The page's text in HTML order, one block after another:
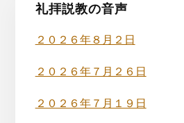
イ
ド
バ
ー
礼拝説教の音声
２０２６年８月２日
２０２６年７月２６日
２０２６年７月１９日